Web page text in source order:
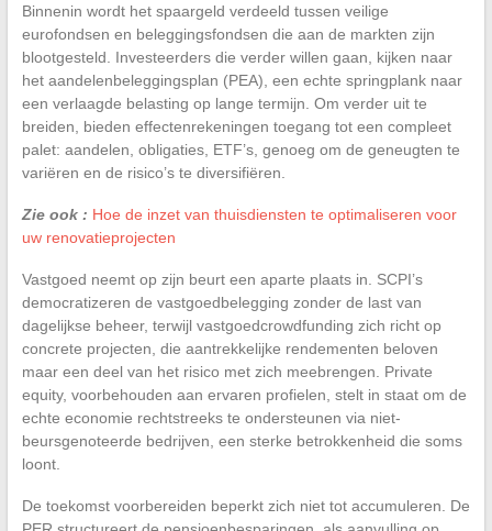
Binnenin wordt het spaargeld verdeeld tussen veilige
eurofondsen en beleggingsfondsen die aan de markten zijn
blootgesteld. Investeerders die verder willen gaan, kijken naar
het aandelenbeleggingsplan (PEA), een echte springplank naar
een verlaagde belasting op lange termijn. Om verder uit te
breiden, bieden effectenrekeningen toegang tot een compleet
palet: aandelen, obligaties, ETF’s, genoeg om de geneugten te
variëren en de risico’s te diversifiëren.
Zie ook : Hoe de inzet van thuisdiensten te optimaliseren voor
uw renovatieprojecten
Vastgoed neemt op zijn beurt een aparte plaats in. SCPI’s
democratizeren de vastgoedbelegging zonder de last van
dagelijkse beheer, terwijl vastgoedcrowdfunding zich richt op
concrete projecten, die aantrekkelijke rendementen beloven
maar een deel van het risico met zich meebrengen. Private
equity, voorbehouden aan ervaren profielen, stelt in staat om de
echte economie rechtstreeks te ondersteunen via niet-
beursgenoteerde bedrijven, een sterke betrokkenheid die soms
loont.
De toekomst voorbereiden beperkt zich niet tot accumuleren. De